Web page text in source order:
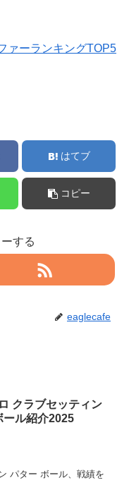
ァーランキングTOP5
はてブ
コピー
する
eaglecafe
クラブセッティン
ール紹介2025
パター ボール、戦績を